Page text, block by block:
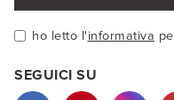
ho letto l'informativa
SEGUICI SU